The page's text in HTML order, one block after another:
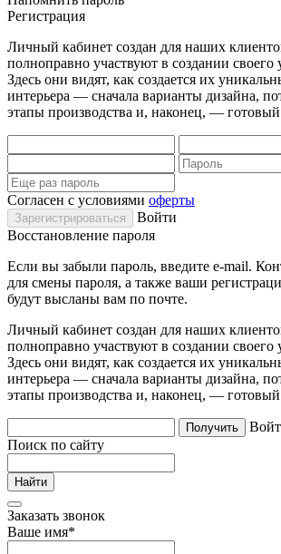
Регистрация
Личный кабинет создан для наших
полноправно участвуют в создании своего
Здесь они видят, как создается их
интерьера — сначала варианты дизайна,
этапы производства и, наконец, — готовый
Согласен с условиями оферты
Войти
Восстановление пароля
Если вы забыли пароль, введите e-mail.
для смены пароля, а также ваши
будут высланы вам по почте.
Личный кабинет создан для наших
полноправно участвуют в создании своего
Здесь они видят, как создается их
интерьера — сначала варианты дизайна,
этапы производства и, наконец, — готовый
Поиск по сайту
Заказать звонок
Ваше имя*